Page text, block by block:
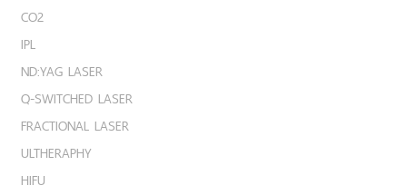
CO2
IPL
ND:YAG LASER
Q-SWITCHED LASER
FRACTIONAL LASER
ULTHERAPHY
HIFU